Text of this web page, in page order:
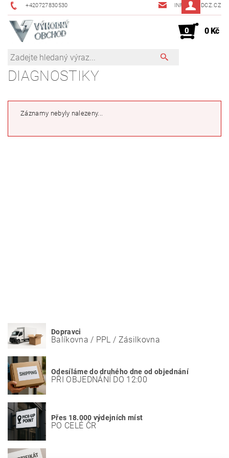
+420727830530 INFO@JMDCZ.CZ
0 0 Kč
DIAGNOSTIKY
Záznamy nebyly nalezeny...
Dopravci
Balíkovna / PPL / Zásilkovna
Odesíláme do druhého dne od objednání
PŘI OBJEDNÁNÍ DO 12:00
Přes 18.000 výdejních míst
PO CELÉ ČR